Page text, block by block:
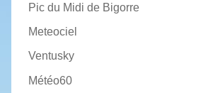
Pic du Midi de Bigorre
Meteociel
Ventusky
Météo60